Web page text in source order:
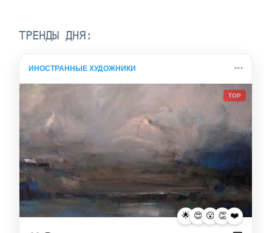
ТРЕНДЫ ДНЯ:
ИНОСТРАННЫЕ ХУДОЖНИКИ
TOP
🌟 😍 😮 👏 ❤️